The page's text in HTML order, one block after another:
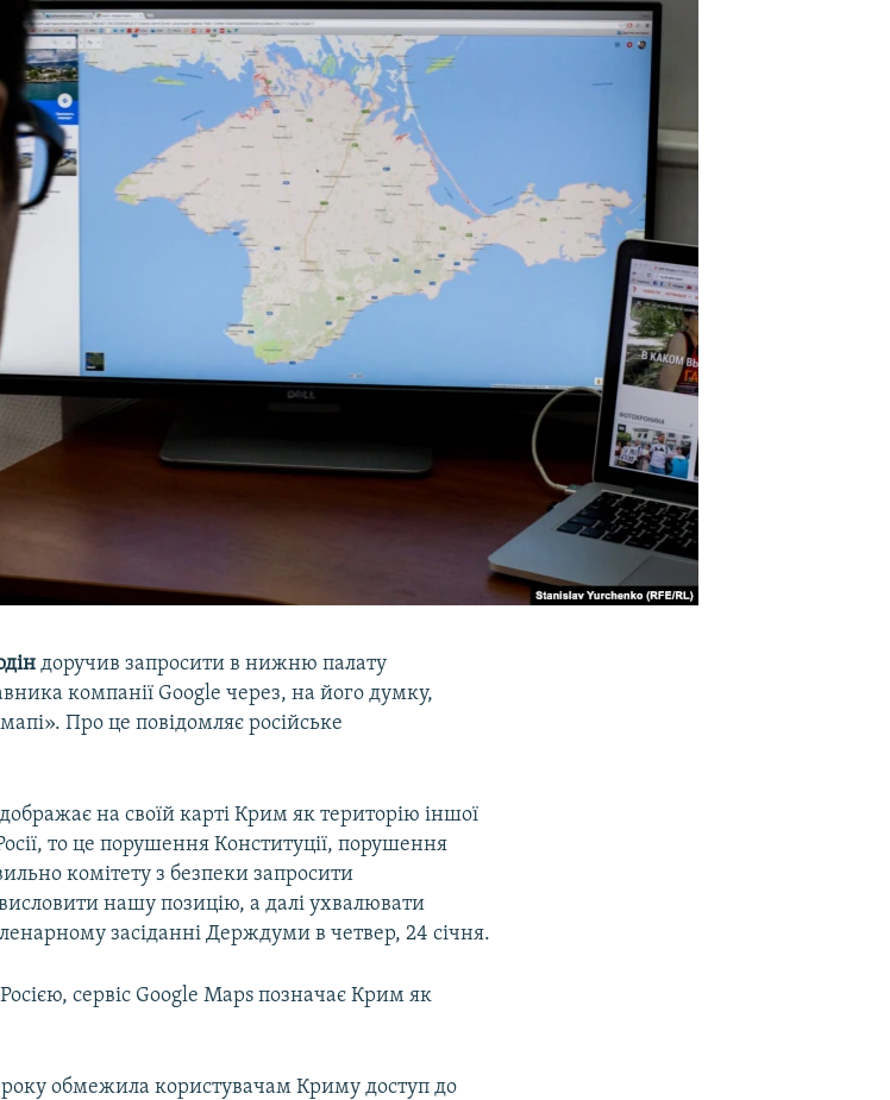
доручив запросити в нижню палату
компанії Google через, на його думку,
Про це повідомляє російське
на своїй карті Крим як територію іншої
то це порушення Конституції, порушення
комітету з безпеки запросити
нашу позицію, а далі ухвалювати
засіданні Держдуми в четвер, 24 січня.
сервіс Google Maps позначає Крим як
року обмежила користувачам Криму доступ до